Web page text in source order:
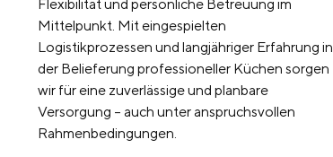
Flexibilität und persönliche Betreuung im
Mittelpunkt. Mit eingespielten
Logistikprozessen und langjähriger Erfahrung in
der Belieferung professioneller Küchen sorgen
wir für eine zuverlässige und planbare
Versorgung – auch unter anspruchsvollen
Rahmenbedingungen.